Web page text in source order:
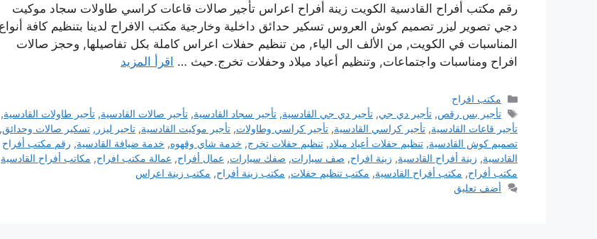
رقم مكتب أفراح القادسية الكويت زينة أفراح اعراس تأجير صالات قاعات كراسي طاولات سجاد موكيت
دجي تصوير ليزر تصميم كوش العروس تسكير حدائق داخلية وخارجية مكتب الافراح لدينا بتنظيم كافة أنواع
المناسبات في الكويت, من الألف الى الياء, من تنظيم حفلات اعراس كاملة بكل تفاصيلها, وحجز صالات
افراح ومناسبات واجتماعات, وتنظيم أعياد ميلاد وحفلات تخرج.حيث … اقرأ المزيد
التصنيفات
مكتب افراح
الوسوم
تأجير بس رقص,تأجير دي جي,تأجير دي جي القادسية,تأجير سجاد القادسية,تأجير صالات القادسية,تأجير طاولات القادسية,
تأجير قاعات القادسية, تأجير كراسي القادسية, تأجير كراسي وطاولات, تأجير موكيت القادسية, تاجير ليزر , تسكير صالات وحدائق,
تصميم كوش القادسية, تنظيم حفلات أعياد ميلاد, تنظيم حفلات تخرج, خدمة شاي وقهوه, خدمة ضيافة القادسية, رقم مكتب أفراح
القادسية, زينة أفراح القادسية, زينة افراح, صف سيارات, صفك سيارات, عمال أفراح, عمالة مكتب افراح, مكاتب أفراح القادسية
مكتب أفراح, مكتب أفراح القادسية, مكتب تنظيم حفلات, مكتب زينة أفراح, مكتب زينة اعراس
أضف تعليق